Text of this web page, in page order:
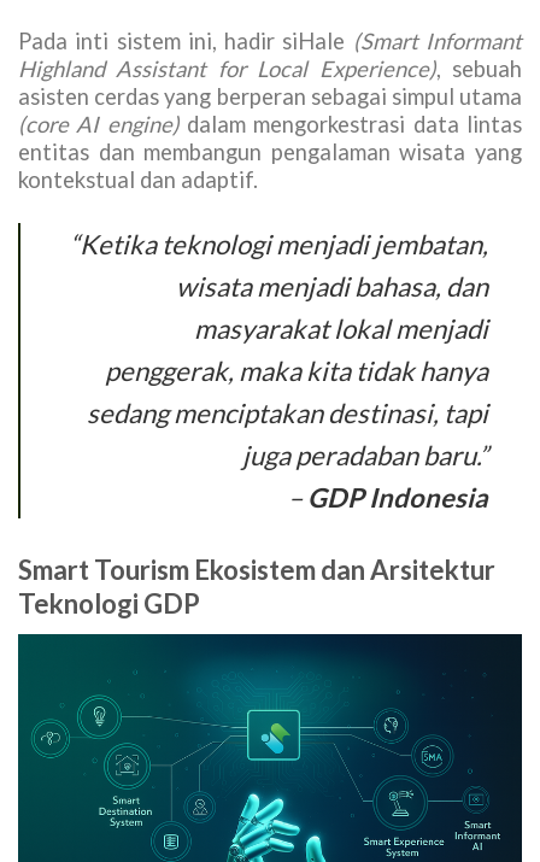
Pada inti sistem ini, hadir siHale (Smart Informant
Highland Assistant for Local Experience), sebuah
asisten cerdas yang berperan sebagai simpul utama
(core AI engine)dalam mengorkestrasi data lintas
entitas dan membangun pengalaman wisata yang
kontekstual dan adaptif.
“Ketika teknologi menjadi jembatan,
wisata menjadi bahasa, dan
masyarakat lokal menjadi
penggerak, maka kita tidak hanya
sedang menciptakan destinasi, tapi
juga peradaban baru.”
–GDP Indonesia
Smart Tourism Ekosistem dan Arsitektur
Teknologi GDP